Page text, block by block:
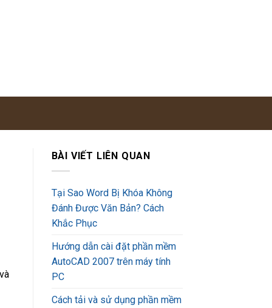
BÀI VIẾT LIÊN QUAN
Tại Sao Word Bị Khóa Không
Đánh Được Văn Bản? Cách
Khắc Phục
Hướng dẫn cài đặt phần mềm
AutoCAD 2007 trên máy tính
PC
Cách tải và sử dụng phần mềm